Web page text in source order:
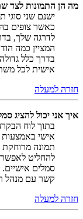
מה הן התמונות לצד
ישנם שני
כאשר צופים
לדרגה שלך,
המציין כמה
בדרך כלל
אישית לכל
חזרה למעלה
איך אני יכול להציג
בתוך לוח
תמונה
להחליט לאפשר
סמלים
קשר עם מנהל
חזרה למעלה